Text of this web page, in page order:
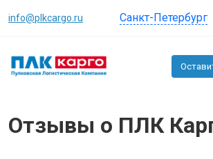
info@plkcargo.ru Санкт-Петербург
Отзывы о ПЛК